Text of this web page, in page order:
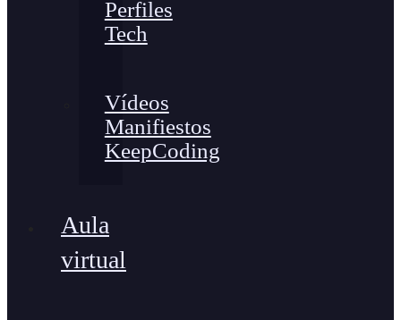
Perfiles
Tech
Vídeos
Manifiestos
KeepCoding
Aula
virtual